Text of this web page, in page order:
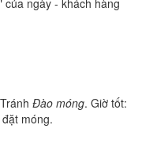
của ngày - khách hàng
Đào móng. Giờ tốt:
móng.